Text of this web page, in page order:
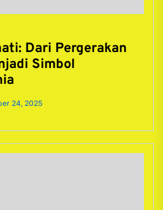
Dari Pergerakan
Simbol
24, 2025